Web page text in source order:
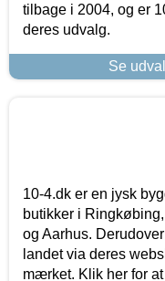
tilbage i 2004, og er
deres udvalg.
Se
10-4.dk er en jysk
butikker i
og Aarhus.
landet via deres
mærket. Klik her for